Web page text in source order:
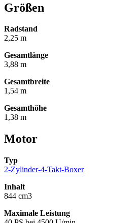
Größen
Radstand
2,25 m
Gesamtlänge
3,88 m
Gesamtbreite
1,54 m
Gesamthöhe
1,38 m
Motor
Typ
2-Zylinder-4-Takt-Boxer
Inhalt
844 cm3
Maximale Leistung